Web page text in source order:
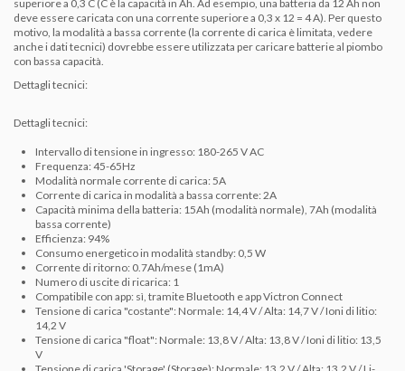
superiore a 0,3 C (C è la capacità in Ah. Ad esempio, una batteria da 12 Ah non
deve essere caricata con una corrente superiore a 0,3 x 12 = 4 A). Per questo
motivo, la modalità a bassa corrente (la corrente di carica è limitata, vedere
anche i dati tecnici) dovrebbe essere utilizzata per caricare batterie al piombo
con bassa capacità.
Dettagli tecnici:
Dettagli tecnici:
Intervallo di tensione in ingresso: 180-265 V AC
Frequenza: 45-65Hz
Modalità normale corrente di carica: 5A
Corrente di carica in modalità a bassa corrente: 2A
Capacità minima della batteria: 15Ah (modalità normale), 7Ah (modalità
bassa corrente)
Efficienza: 94%
Consumo energetico in modalità standby: 0,5 W
Corrente di ritorno: 0.7Ah/mese (1mA)
Numero di uscite di ricarica: 1
Compatibile con app: sì, tramite Bluetooth e app Victron Connect
Tensione di carica "costante": Normale: 14,4 V / Alta: 14,7 V / Ioni di litio:
14,2 V
Tensione di carica "float": Normale: 13,8 V / Alta: 13,8 V / Ioni di litio: 13,5
V